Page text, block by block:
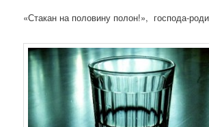
«Стакан на половину полон!», господа-